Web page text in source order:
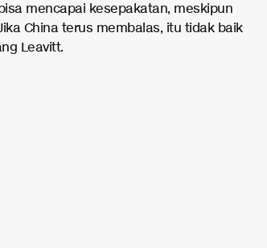
mencapai kesepakatan, meskipun
China terus membalas, itu tidak baik
Leavitt.